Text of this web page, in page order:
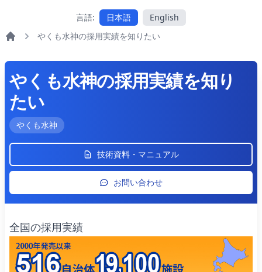
言語: 日本語 English
やくも水神の採用実績を知りたい
やくも水神の採用実績を知り
たい
やくも水神
技術資料・マニュアル
お問い合わせ
全国の採用実績